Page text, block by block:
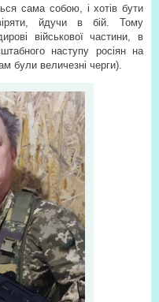
сама собою, і хотів бути
йдучи в бій. Тому
військової частини, в
наступу росіян на
були величезні черги).